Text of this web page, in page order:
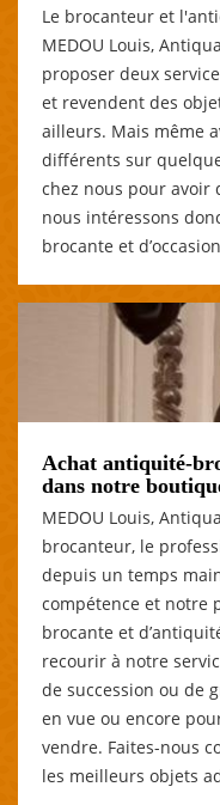
Le brocanteur et
MEDOU Louis,
proposer deux
et revendent des
ailleurs. Mais même
différents sur
chez nous pour avoir
nous intéressons
brocante et
Achat antiquité-
dans notre
MEDOU Louis,
brocanteur, le
depuis un temps
compétence et notre
brocante et
recourir à notre
de succession ou de
en vue ou encore
vendre. Faites-nous
les meilleurs objets